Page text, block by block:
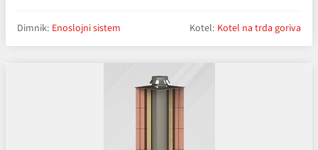
Dimnik: Enoslojni sistem Kotel: Kotel na trda goriva